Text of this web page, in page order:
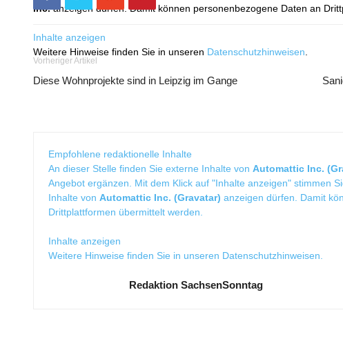
Inc.anzeigen dürfen. Damit können personenbezogene Daten an
Inhalte anzeigen
Weitere Hinweise finden Sie in unseren Datenschutzhinweisen
Vorheriger Artikel
Diese Wohnprojekte sind in Leipzig im Gange
Empfohlene redaktionelle Inhalte
An dieser Stelle finden Sie externe Inhalte von Automattic Inc.
Angebot ergänzen. Mit dem Klick auf "Inhalte anzeigen" stimmen
Inhalte von Automattic Inc. (Gravatar) anzeigen dürfen. Damit
Drittplattformen übermittelt werden.
Inhalte anzeigen
Weitere Hinweise finden Sie in unseren Datenschutzhinweisen
Redaktion SachsenSonntag